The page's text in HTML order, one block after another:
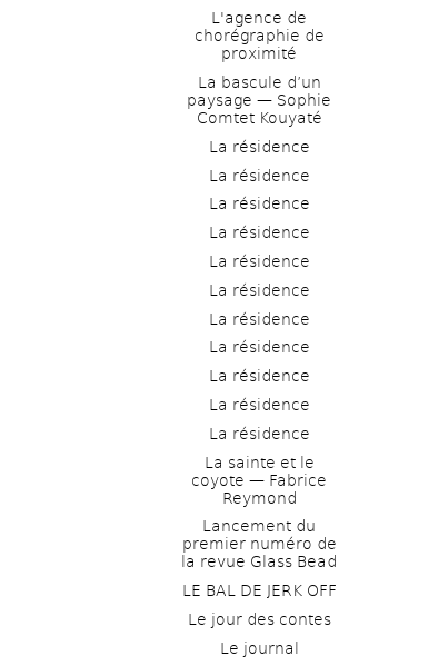
L'agence de
chorégraphie de
proximité
La bascule d’un
paysage — Sophie
Comtet Kouyaté
La résidence
La résidence
La résidence
La résidence
La résidence
La résidence
La résidence
La résidence
La résidence
La résidence
La résidence
La sainte et le
coyote — Fabrice
Reymond
Lancement du
premier numéro de
la revue Glass Bead
LE BAL DE JERK OFF
Le jour des contes
Le journal